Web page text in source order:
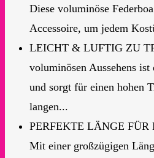
Diese voluminöse
Accessoire, um jedem
LEICHT & LUFTIG ZU
voluminösen Aussehens
und sorgt für einen hohen
langen...
PERFEKTE LÄNGE
Mit einer großzügigen